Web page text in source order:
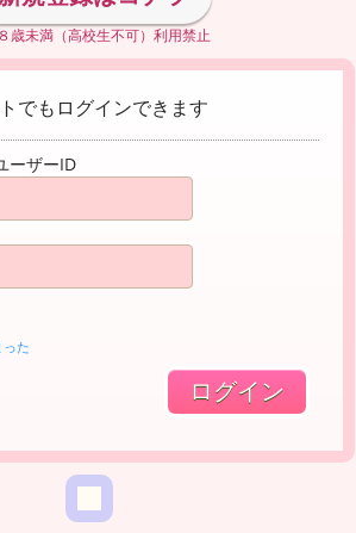
歳未満（高校生不可）利用禁止
でもログインできます
ーザーID
た